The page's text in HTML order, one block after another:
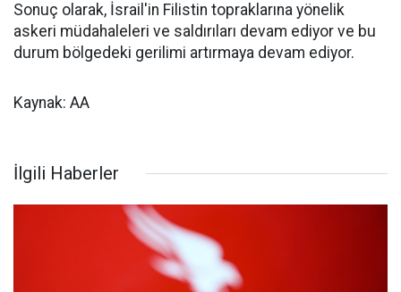
Sonuç olarak, İsrail'in Filistin topraklarına yönelik
askeri müdahaleleri ve saldırıları devam ediyor ve bu
durum bölgedeki gerilimi artırmaya devam ediyor.
Kaynak: AA
İlgili Haberler